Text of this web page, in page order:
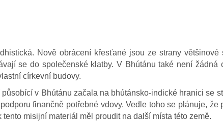
Nově obrácení křesťané jsou ze strany
se do společenské klatby. V Bhútánu také není
církevní budovy.
v Bhútánu začala na bhútánsko-indické hranici se
finančně potřebné vdovy. Vedle toho se plánuje,
misijní materiál měl proudit na další místa této země.